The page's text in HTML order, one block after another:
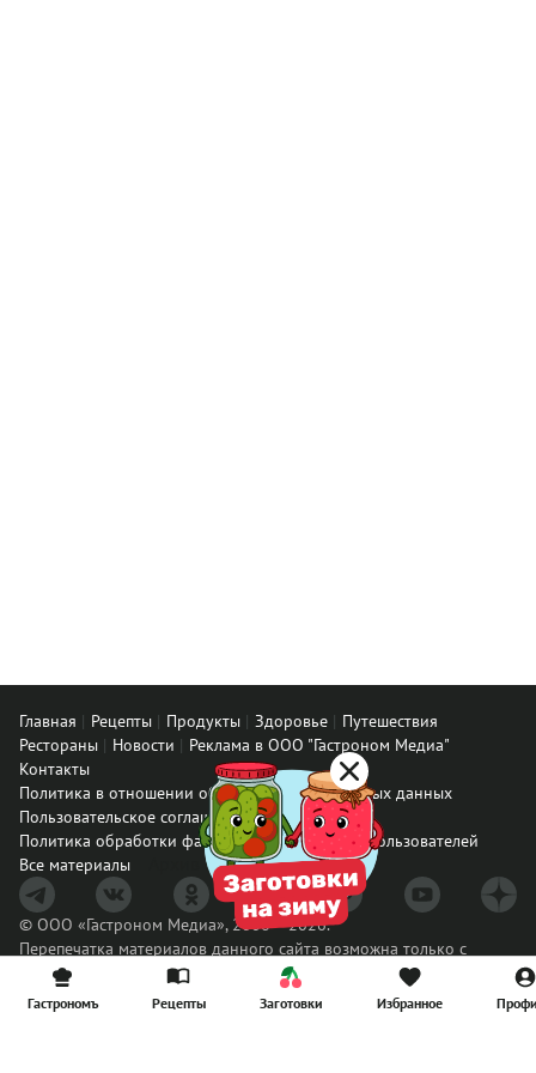
Гастрономъ Рецепты Заготовки Избранное
Главная Рецепты Продукты Здоровье
Путешествия
Рестораны
Новости
Реклама в ООО "Гастроном Медиа"
Контакты
Политика в отношении обработки персональных данных
Пользовательское соглашение
Политика обработки файлов cookie
Рейтинг пользователей
Все материалы
Архив спец. проектов
© ООО «Гастроном Медиа», 2008 – 2026.
Перепечатка материалов данного сайта возможна только с
письменного разрешения редакции. При цитировании ссылка на
www.gastronom.ruобязательна.